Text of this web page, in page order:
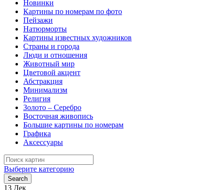
Новинки
Картины по номерам по фото
Пейзажи
Натюрморты
Картины известных художников
Страны и города
Люди и отношения
Животный мир
Цветовой акцент
Абстракция
Минимализм
Религия
Золото – Серебро
Восточная живопись
Большие картины по номерам
Графика
Аксессуары
Search
for:
Выберите категорию
Search
13 Дек